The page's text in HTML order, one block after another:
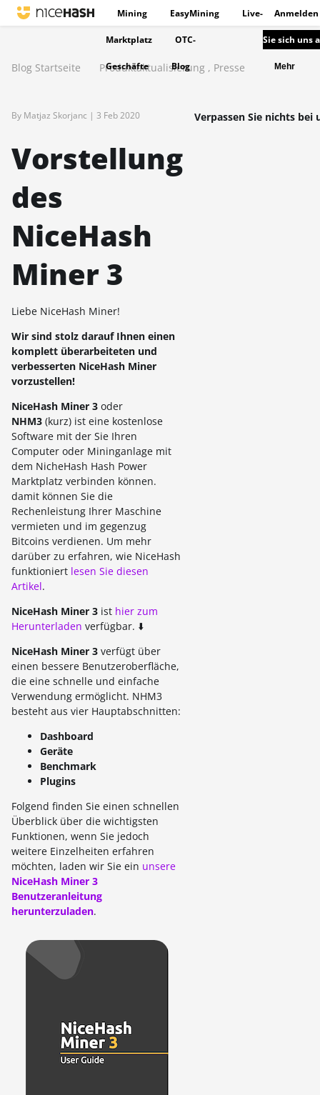
Mining EasyMining Live-
Marktplatz OTC-
Geschäfte Blog
Anmelden
Sie sich uns
Mehr
Blog Startseite Produktaktualisierung , Presse
By Matjaz Skorjanc | 3 Feb 2020
Vorstellung
des
NiceHash
Miner 3
Liebe NiceHash Miner!
Wir sind stolz darauf Ihnen einen
komplett überarbeiteten und
verbesserten NiceHash Miner
vorzustellen!
NiceHash Miner 3 oder
NHM3 (kurz) ist eine kostenlose
Software mit der Sie Ihren
Computer oder Mininganlage mit
dem NicheHash Hash Power
Marktplatz verbinden können.
damit können Sie die
Rechenleistung Ihrer Maschine
vermieten und im gegenzug
Bitcoins verdienen. Um mehr
darüber zu erfahren, wie NiceHash
funktioniert lesen Sie diesen
Artikel.
NiceHash Miner 3 ist hier zum
Herunterladen verfügbar. ⬇️
NiceHash Miner 3 verfügt über
einen bessere Benutzeroberfläche,
die eine schnelle und einfache
Verwendung ermöglicht. NHM3
besteht aus vier Hauptabschnitten:
Dashboard
Geräte
Benchmark
Plugins
Folgend finden Sie einen schnellen
Überblick über die wichtigsten
Funktionen, wenn Sie jedoch
weitere Einzelheiten erfahren
möchten, laden wir Sie ein unsere
NiceHash Miner 3
Benutzeranleitung
herunterzuladen.
Verpassen Sie nichts bei